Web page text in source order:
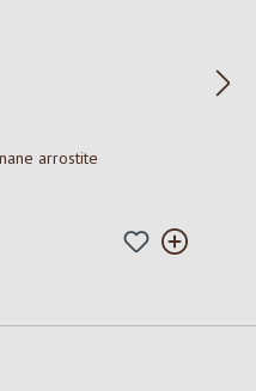
5 stelle
arrostite